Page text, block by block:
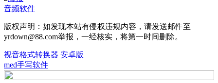
音频软件
版权声明：如发现本站有侵权违规内容，请发送邮件至
yrdown@88.com举报，一经核实，将第一时间删除。
视音格式转换器 安卓版
med手写软件